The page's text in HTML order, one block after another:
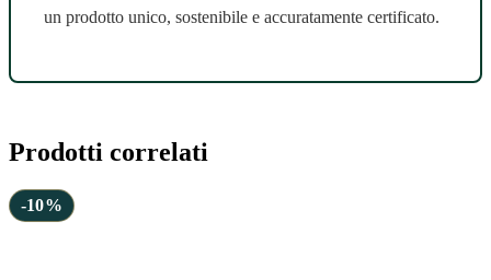
un prodotto unico, sostenibile e accuratamente certificato.
Prodotti correlati
-10%